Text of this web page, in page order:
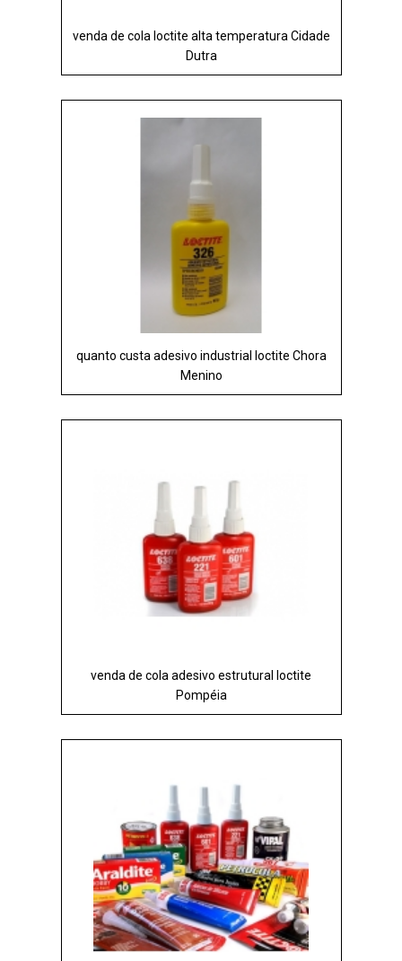
venda de cola loctite alta temperatura Cidade
Dutra
quanto custa adesivo industrial loctite Chora
Menino
venda de cola adesivo estrutural loctite
Pompéia